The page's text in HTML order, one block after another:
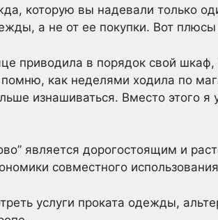
которую вы надевали только
а не от ее покупки. Вот
приводила в порядок свой
как неделями ходила по
изнашиваться. Вместо этого
является дорогостоящим и
совместного
услуги проката одежды,